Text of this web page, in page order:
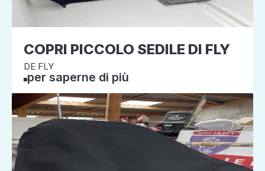
COPRI PICCOLO SEDILE DI FLY
DE FLY
per saperne di più